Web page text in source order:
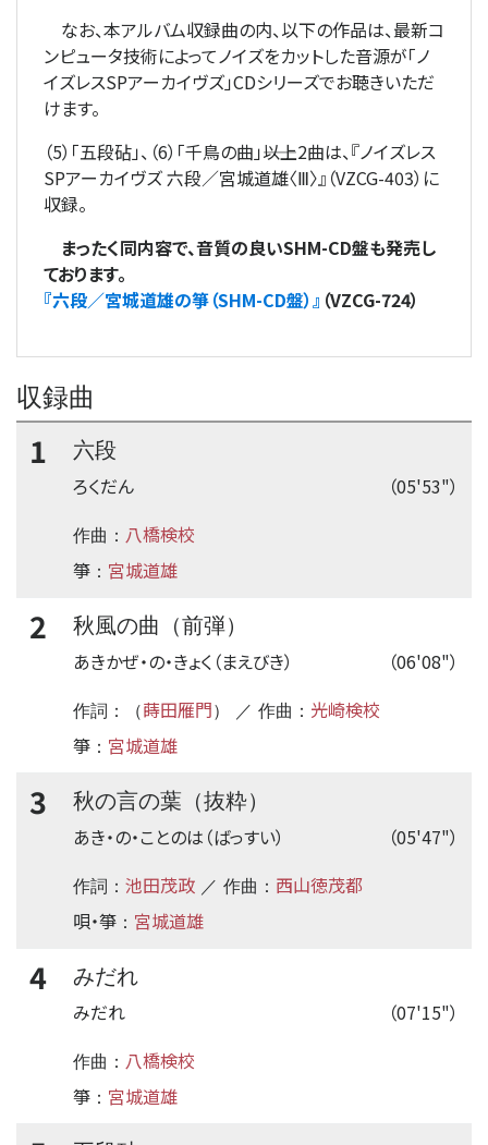
なお、本アルバム収録曲の内、以下の作品は、最新コ
ンピュータ技術によってノイズをカットした音源が「ノ
イズレスSPアーカイヴズ」CDシリーズでお聴きいただ
けます。
（5）「五段砧」、（6）「千鳥の曲」――以上2曲は、『ノイズレス
SPアーカイヴズ 六段／宮城道雄〈Ⅲ〉』（VZCG-403）に
収録。
まったく同内容で、音質の良いSHM-CD盤も発売し
ております。
『六段／宮城道雄の箏（SHM-CD盤）』 （VZCG-724）
収録曲
1
六段
（05'53"）
ろくだん
作曲： 八橋検校
箏 ： 宮城道雄
2
秋風の曲（前弾）
（06'08"）
あきかぜ・の・きょく（まえびき）
作詞：（蒔田雁門） ／ 作曲： 光崎検校
箏 ： 宮城道雄
3
秋の言の葉（抜粋）
（05'47"）
あき・の・ことのは（ばっすい）
作詞： 池田茂政 ／ 作曲： 西山徳茂都
唄・箏 ： 宮城道雄
4
みだれ
（07'15"）
みだれ
作曲： 八橋検校
箏 ： 宮城道雄